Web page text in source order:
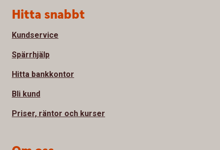
Sidfot
Hitta snabbt
Kundservice
Spärrhjälp
Hitta bankkontor
Bli kund
Priser, räntor och kurser